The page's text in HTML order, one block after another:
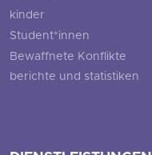
kinder
Student*innen
Bewaffnete Konflikte
berichte und statistiken